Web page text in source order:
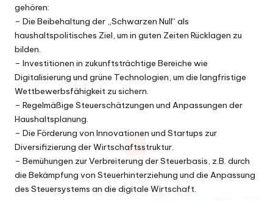
gehören:
– Die Beibehaltung der „Schwarzen Null“ als
haushaltspolitisches Ziel, um in guten Zeiten Rücklagen zu
bilden.
– Investitionen in zukunftsträchtige Bereiche wie
Digitalisierung und grüne Technologien, um die langfristige
Wettbewerbsfähigkeit zu sichern.
– Regelmäßige Steuerschätzungen und Anpassungen der
Haushaltsplanung.
– Die Förderung von Innovationen und Startups zur
Diversifizierung der Wirtschaftsstruktur.
– Bemühungen zur Verbreiterung der Steuerbasis, z.B. durch
die Bekämpfung von Steuerhinterziehung und die Anpassung
des Steuersystems an die digitale Wirtschaft.